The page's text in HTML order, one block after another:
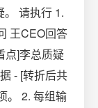
请执行 1.
王CEO回答
点]李总质疑
- [转折后共
。 2. 每组输